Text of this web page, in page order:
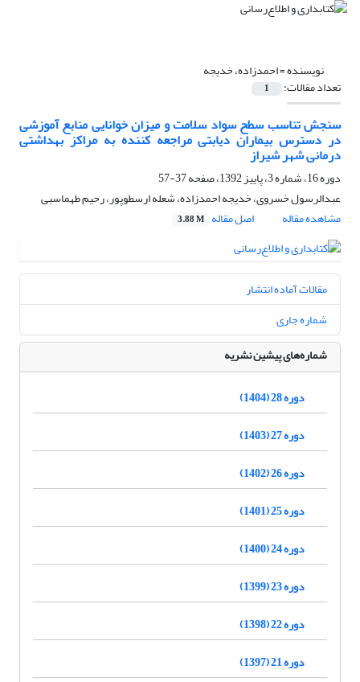
نویسنده =احمدزاده، خدیجه
تعداد مقالات: 1
سنجش تناسب سطح سواد سلامت و میزان خوانایی منابع آموزشی
در دسترس بیماران دیابتی مراجعه کننده به مراکز بهداشتی
درمانی شهر شیراز
دوره 16، شماره 3، پاییز 1392، صفحه
37-57
عبدالرسول خسروی، خدیجه احمدزاده، شعله ارسطوپور، رحیم طهماسبی
مشاهده مقاله
اصل مقاله 3.88 M
مقالات آماده انتشار
شماره جاری
شماره‌های پیشین نشریه
دوره 28 (1404)
دوره 27 (1403)
دوره 26 (1402)
دوره 25 (1401)
دوره 24 (1400)
دوره 23 (1399)
دوره 22 (1398)
دوره 21 (1397)